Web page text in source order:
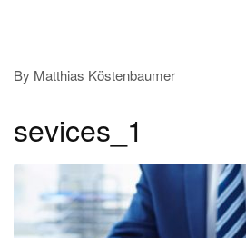
By Matthias Köstenbaumer
sevices_1